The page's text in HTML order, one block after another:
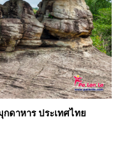
ดาหาร ประเทศไทย